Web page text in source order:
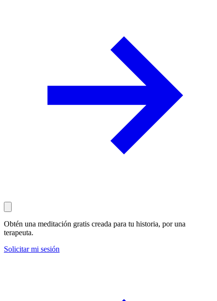
Obtén una meditación gratis creada para tu historia, por una
terapeuta.
Solicitar mi sesión